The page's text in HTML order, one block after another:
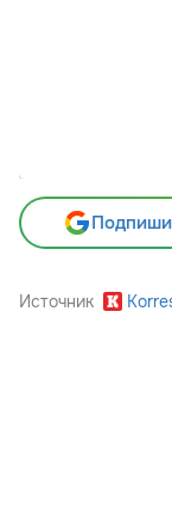
Источник